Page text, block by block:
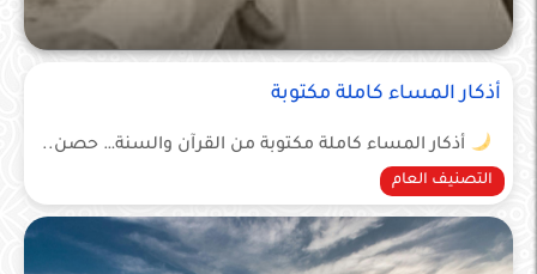
اخلاق إسلامية
أذكار المساء كاملة مكتوبة
أذكار المساء كاملة مكتوبة من القرآن والسنة… حصن..
التصنيف العام